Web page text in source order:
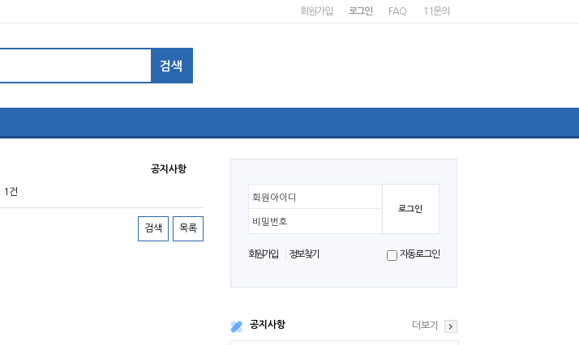
회원가입 로그인 FAQ 1:1문의
회원아이디
비밀번호
회원가입 정보찾기 자동로그인
공지사항 더보기
공지사항
1건
검색 목록